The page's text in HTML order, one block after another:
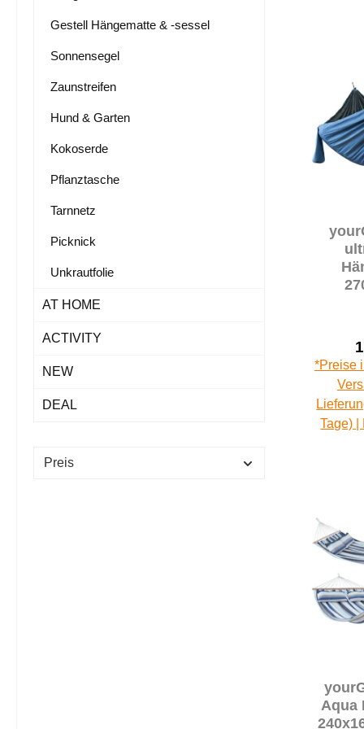
Gestell Hängematte & -sessel
Sonnensegel
Zaunstreifen
Hund & Garten
Kokoserde
Pflanztasche
Tarnnetz
Picknick
Unkrautfolie
AT HOME
ACTIVITY
NEW
DEAL
Preis
*Preise
Tage) |
Aqua